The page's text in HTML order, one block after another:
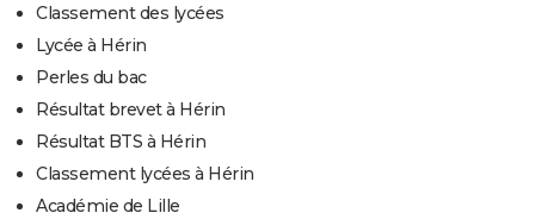
Classement des lycées
Lycée à Hérin
Perles du bac
Résultat brevet à Hérin
Résultat BTS à Hérin
Classement lycées à Hérin
Académie de Lille